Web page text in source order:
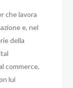
che lavora
e, nel
della
commerce,
lui